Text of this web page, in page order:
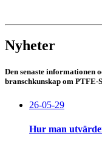
Nyheter
Den senaste informationen
branschkunskap om PTFE-
26-05-29
Hur man